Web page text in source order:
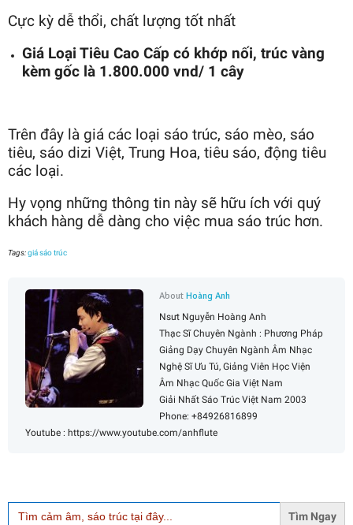
Cực kỳ dễ thổi, chất lượng tốt nhất
Giá Loại Tiêu Cao Cấp có khớp nối, trúc vàng
kèm gốc là 1.800.000 vnd/ 1 cây
Trên đây là giá các loại sáo trúc, sáo mèo, sáo
tiêu, sáo dizi Việt, Trung Hoa, tiêu sáo, động tiêu
các loại.
Hy vọng những thông tin này sẽ hữu ích với quý
khách hàng dễ dàng cho việc mua sáo trúc hơn.
Tags:giá sáo trúc
AboutHoàng Anh
Nsưt Nguyễn Hoàng Anh
Thạc Sĩ Chuyên Ngành : Phương Pháp
Giảng Dạy Chuyên Ngành Âm Nhạc
Nghệ Sĩ Ưu Tú, Giảng Viên Học Viện
Âm Nhạc Quốc Gia Việt Nam
Giải Nhất Sáo Trúc Việt Nam 2003
Phone: +84926816899
Youtube : https://www.youtube.com/anhflute
Search
for: